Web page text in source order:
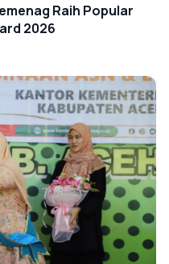
Raih Popular
2026